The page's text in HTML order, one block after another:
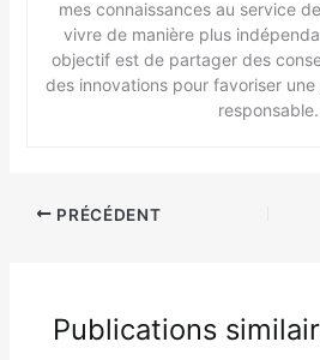
mes connaissances au service
vivre de manière plus
objectif est de partager des
des innovations pour favoriser
responsable.
PRÉCÉDENT
Publications